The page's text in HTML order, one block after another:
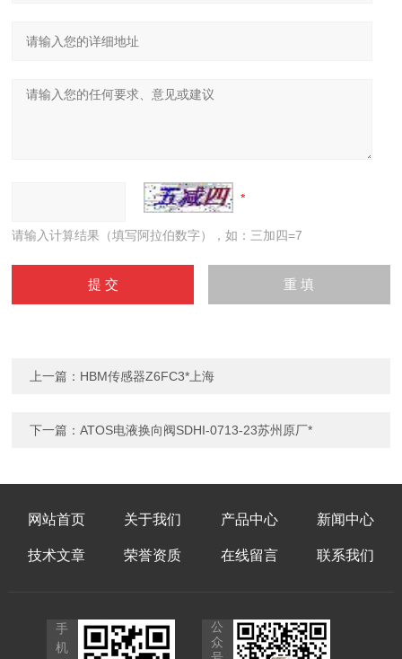
请输入计算结果（填写阿拉伯数字），如：三加四=7
上一篇： HBM传感器Z6FC3*上海
下一篇：ATOS电液换向阀SDHI-0713-23苏州原厂*
网站首页 关于我们 产品中心 新闻中心
技术文章 荣誉资质 在线留言 联系我们
手
机
公
众